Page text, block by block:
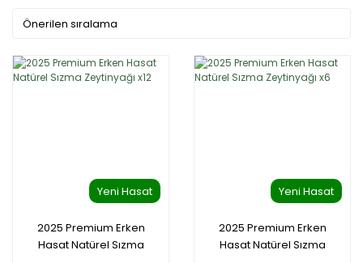
Yeni Hasat
2025 Premium Erken
Hasat Natürel Sızma
Yeni Hasat
2025 Premium Erken
Hasat Natürel Sızma